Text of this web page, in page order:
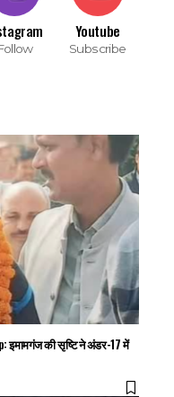
Youtube
Subscribe
की सृष्टि ने अंडर-17 में